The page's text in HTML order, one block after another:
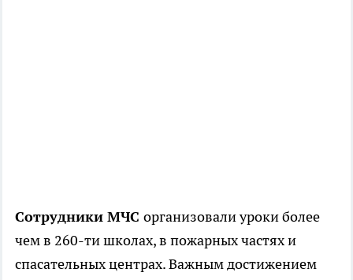
Сотрудники МЧС организовали уроки более
чем в 260-ти школах, в пожарных частях и
спасательных центрах. Важным достижением